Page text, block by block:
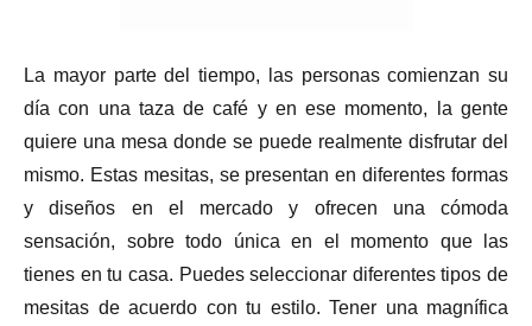
La mayor parte del tiempo, las personas comienzan su
día con una taza de café y en ese momento, la gente
quiere una mesa donde se puede realmente disfrutar del
mismo. Estas mesitas, se presentan en diferentes formas
y diseños en el mercado y ofrecen una cómoda
sensación, sobre todo única en el momento que las
tienes en tu casa. Puedes seleccionar diferentes tipos de
mesitas de acuerdo con tu estilo. Tener una magnífica